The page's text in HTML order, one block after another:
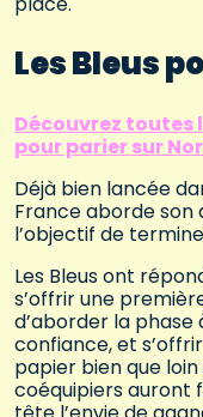
Les Bleus
Découvrez toutes
pour parier sur
Déjà bien lancée
France aborde
l’objectif de
Les Bleus ont
s’offrir une
d’aborder la
confiance, et
papier bien que
coéquipiers auront